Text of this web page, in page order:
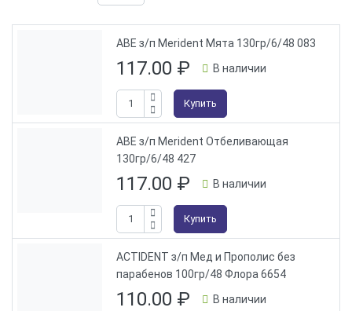
ABE з/п Merident Мята 130гр/6/48 083
117.00 ₽ В наличии
Купить
ABE з/п Merident Отбеливающая
130гр/6/48 427
117.00 ₽ В наличии
Купить
ACTIDENT з/п Мед и Прополис без
парабенов 100гр/48 Флора 6654
110.00 ₽ В наличии